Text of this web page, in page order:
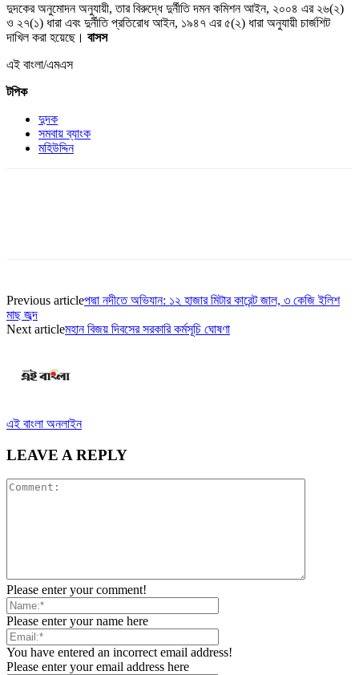
দুদকের অনুমোদন অনুযায়ী, তার বিরুদ্ধে দুর্নীতি দমন কমিশন আইন, ২০০৪ এর ২৬(২)
ও ২৭(১) ধারা এবং দুর্নীতি প্রতিরোধ আইন, ১৯৪৭ এর ৫(২) ধারা অনুযায়ী চার্জশিট
দাখিল করা হয়েছে। বাসস
এই বাংলা/এমএস
টপিক
দুদক
সমবায় ব্যাংক
মহিউদ্দিন
Previous articleপদ্মা নদীতে অভিযান: ১২ হাজার মিটার কারেন্ট জাল, ৩ কেজি ইলিশ
মাছ জব্দ
Next articleমহান বিজয় দিবসের সরকারি কর্মসূচি ঘোষণা
এই বাংলা অনলাইন
LEAVE A REPLY
Please enter your comment!
Please enter your name here
You have entered an incorrect email address!
Please enter your email address here